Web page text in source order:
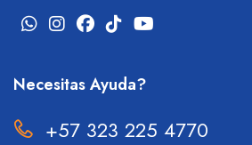
Necesitas Ayuda?
+57 323 225 4770